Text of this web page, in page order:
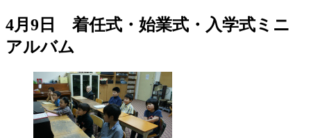
4月9日 着任式・始業式・入学式ミニ
アルバム